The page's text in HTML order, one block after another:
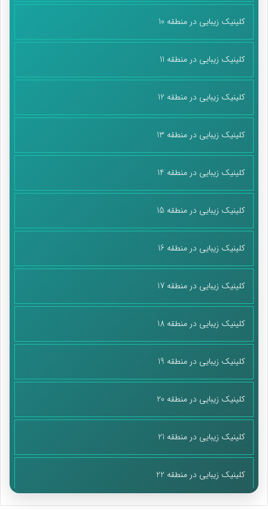
کلینیک زیبایی در منطقه 10
کلینیک زیبایی در منطقه 11
کلینیک زیبایی در منطقه 12
کلینیک زیبایی در منطقه 13
کلینیک زیبایی در منطقه 14
کلینیک زیبایی در منطقه 15
کلینیک زیبایی در منطقه 16
کلینیک زیبایی در منطقه 17
کلینیک زیبایی در منطقه 18
کلینیک زیبایی در منطقه 19
کلینیک زیبایی در منطقه 20
کلینیک زیبایی در منطقه 21
کلینیک زیبایی در منطقه 22